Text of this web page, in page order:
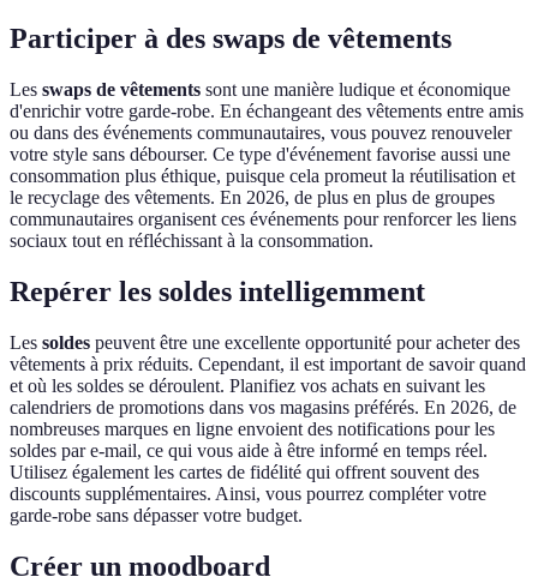
Participer à des swaps de vêtements
Les swaps de vêtements sont une manière ludique et économique
d'enrichir votre garde-robe. En échangeant des vêtements entre amis
ou dans des événements communautaires, vous pouvez renouveler
votre style sans débourser. Ce type d'événement favorise aussi une
consommation plus éthique, puisque cela promeut la réutilisation et
le recyclage des vêtements. En 2026, de plus en plus de groupes
communautaires organisent ces événements pour renforcer les liens
sociaux tout en réfléchissant à la consommation.
Repérer les soldes intelligemment
Les soldes peuvent être une excellente opportunité pour acheter des
vêtements à prix réduits. Cependant, il est important de savoir quand
et où les soldes se déroulent. Planifiez vos achats en suivant les
calendriers de promotions dans vos magasins préférés. En 2026, de
nombreuses marques en ligne envoient des notifications pour les
soldes par e-mail, ce qui vous aide à être informé en temps réel.
Utilisez également les cartes de fidélité qui offrent souvent des
discounts supplémentaires. Ainsi, vous pourrez compléter votre
garde-robe sans dépasser votre budget.
Créer un moodboard